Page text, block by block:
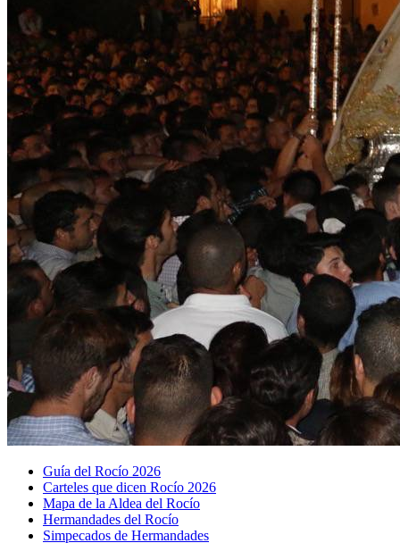
Guía del Rocío 2026
Carteles que dicen Rocío 2026
Mapa de la Aldea del Rocío
Hermandades del Rocío
Simpecados de Hermandades